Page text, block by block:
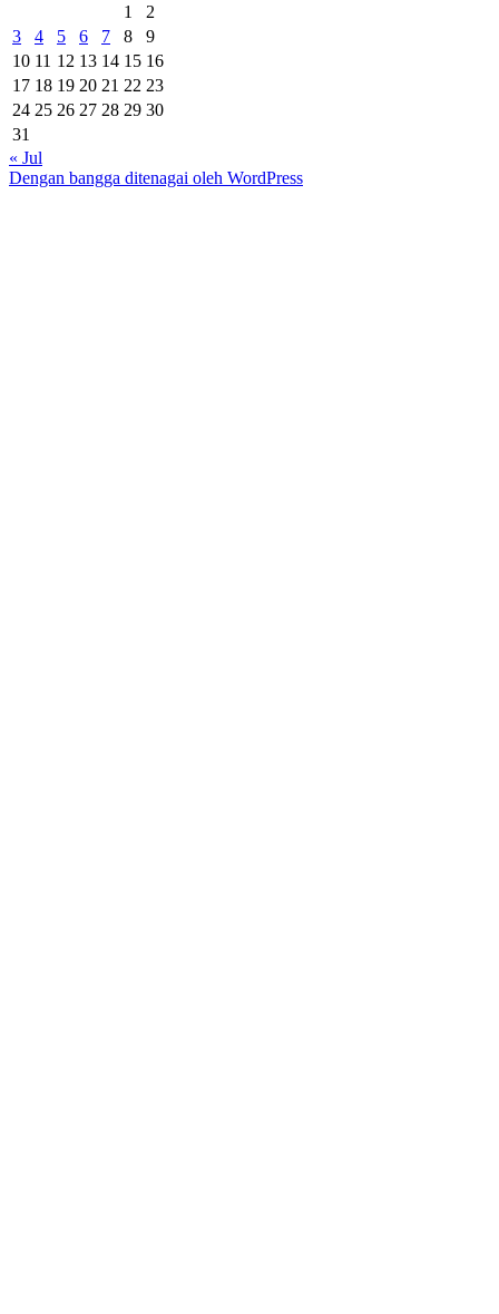
1
2
3
4 5 6 7 8
9
10 11 12 13 14 15 16
17 18 19 20 21 22 23
24 25 26 27 28 29 30
31
« Jul
Dengan bangga ditenagai oleh WordPress